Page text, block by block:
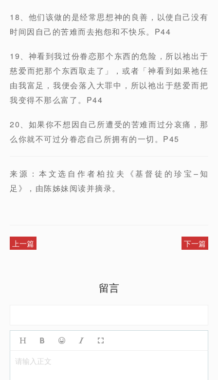
18、他们该做的是经常思想神的良善，以使自己没有
时间因自己的苦难而去抱怨和不快乐。P44
19、神看到我过份眷恋那个东西的危险，所以祂出于
慈爱而把那个东西取走了」，或者「神看到如果祂任
由我富足，我便会落入大罪中，所以祂出于慈爱而把
我变得不那么富了。P44
20、如果你不想因自己所遭受的苦难而过分哀痛，那
么你就不可过分眷恋自己所拥有的一切。P45
来源：本文选自作者柏拉夫《基督徒的珍宝–知
足》，由陈姊妹阅读并摘录。
上一篇 下一篇
留言
请输入正文